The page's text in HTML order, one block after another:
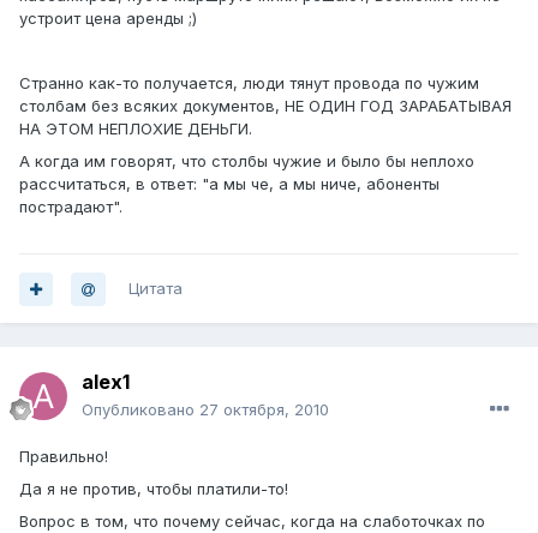
устроит цена аренды ;)
Странно как-то получается, люди тянут провода по чужим
столбам без всяких документов, НЕ ОДИН ГОД ЗАРАБАТЫВАЯ
НА ЭТОМ НЕПЛОХИЕ ДЕНЬГИ.
А когда им говорят, что столбы чужие и было бы неплохо
рассчитаться, в ответ: "а мы че, а мы ниче, абоненты
пострадают".
Цитата
alex1
Опубликовано 27 октября, 2010
Правильно!
Да я не против, чтобы платили-то!
Вопрос в том, что почему сейчас, когда на слаботочках по